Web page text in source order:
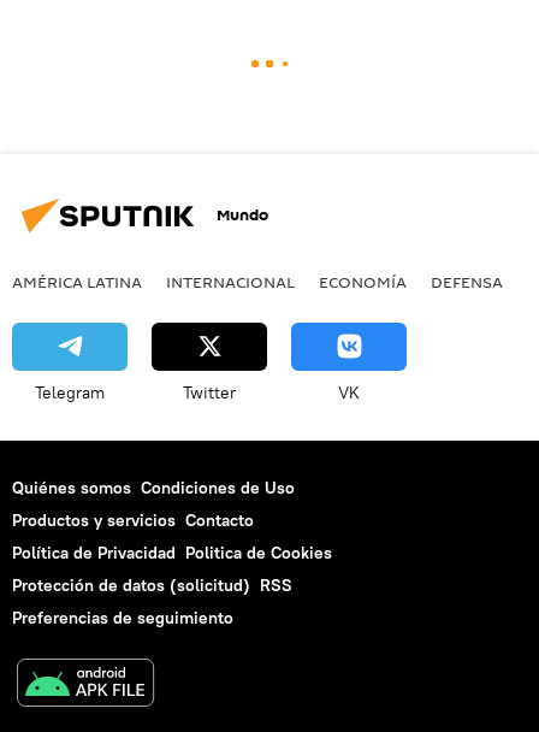
Mundo
AMÉRICA LATINA INTERNACIONAL ECONOMÍA DEFENSA
Telegram Twitter VK
Quiénes somos Condiciones de Uso
Productos y servicios Contacto
Política de Privacidad Politica de Cookies
Protección de datos (solicitud) RSS
Preferencias de seguimiento